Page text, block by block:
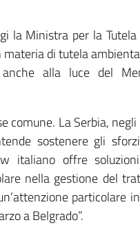
la Ministra per la Tutela
di tutela
alla luce del
comune. La Serbia,
sostenere gli
italiano offre
nella gestione del
particolare
a Belgrado”.